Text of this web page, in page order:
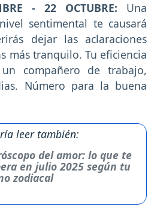
- 22 OCTUBRE: Una
sentimental te causará
dejar las aclaraciones
más tranquilo. Tu eficiencia
compañero de trabajo,
Número para la buena
leer también:
del amor: lo que te
en julio 2025 según tu
zodiacal